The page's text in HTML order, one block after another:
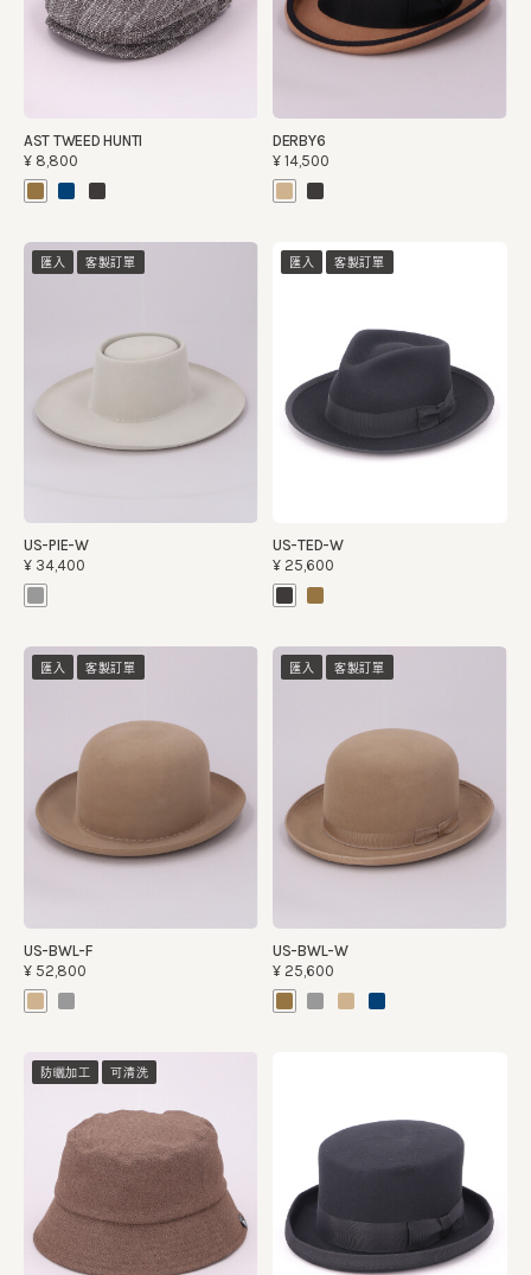
AST TWEED HUNTI
¥8,800
DERBY6
¥14,500
匯入 客製訂單
US-PIE-W
¥34,400
匯入 客製訂單
US-TED-W
¥25,600
匯入 客製訂單
US-BWL-F
¥52,800
匯入 客製訂單
US-BWL-W
¥25,600
防曬加工 可清洗